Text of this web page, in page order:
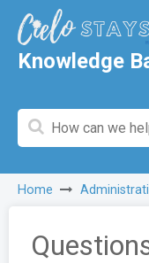
Knowledge
Home